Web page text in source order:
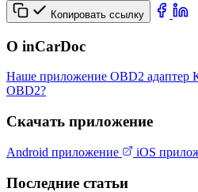
Копировать ссылку
О inCarDoc
Наше приложение OBD2 адаптер
OBD2?
Скачать приложение
Android приложение iOS
Последние статьи